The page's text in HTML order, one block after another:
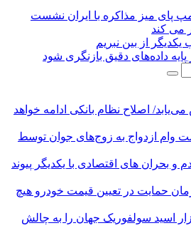
می‌یابد/ اصلاح نظام بانکی ادامه خواهد
بیش از ۸ همت وام ازدواج به زوج‌های جوان توسط
بحران های اقتصادی با یکدیگر پیوند
حمایت در تعیین قیمت خودرو هیچ
اسید سولفوریک جهان را به چالش